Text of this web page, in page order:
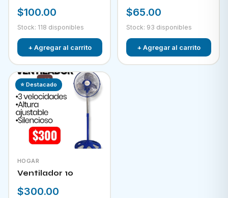
$100.00
Stock: 118 disponibles
+ Agregar al carrito
$65.00
Stock: 93 disponibles
+ Agregar al carrito
⭐ Destacado
HOGAR
Ventilador 10
$300.00